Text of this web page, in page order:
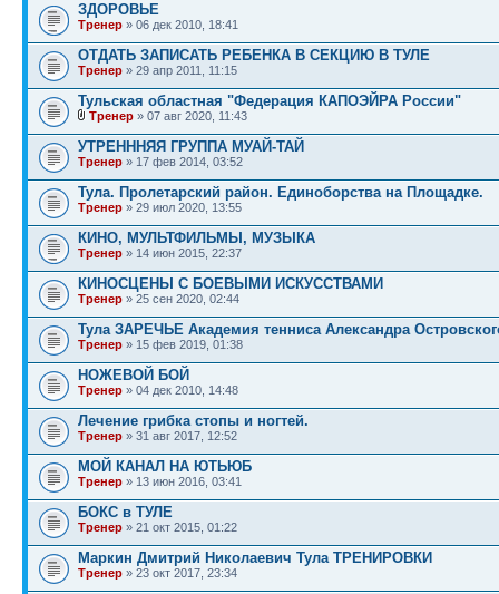
ЗДОРОВЬЕ
Тренер » 06 дек 2010, 18:41
ОТДАТЬ ЗАПИСАТЬ РЕБЕНКА В СЕКЦИЮ В ТУЛЕ
Тренер » 29 апр 2011, 11:15
Тульская областная "Федерация КАПОЭЙРА России"
Тренер » 07 авг 2020, 11:43
УТРЕНННЯЯ ГРУППА МУАЙ-ТАЙ
Тренер » 17 фев 2014, 03:52
Тула. Пролетарский район. Единоборства на Площадке.
Тренер » 29 июл 2020, 13:55
КИНО, МУЛЬТФИЛЬМЫ, МУЗЫКА
Тренер » 14 июн 2015, 22:37
КИНОСЦЕНЫ С БОЕВЫМИ ИСКУССТВАМИ
Тренер » 25 сен 2020, 02:44
Тула ЗАРЕЧЬЕ Академия тенниса Александра
Тренер » 15 фев 2019, 01:38
НОЖЕВОЙ БОЙ
Тренер » 04 дек 2010, 14:48
Лечение грибка стопы и ногтей.
Тренер » 31 авг 2017, 12:52
МОЙ КАНАЛ НА ЮТЬЮБ
Тренер » 13 июн 2016, 03:41
БОКС в ТУЛЕ
Тренер » 21 окт 2015, 01:22
Маркин Дмитрий Николаевич Тула ТРЕНИРОВКИ
Тренер » 23 окт 2017, 23:34